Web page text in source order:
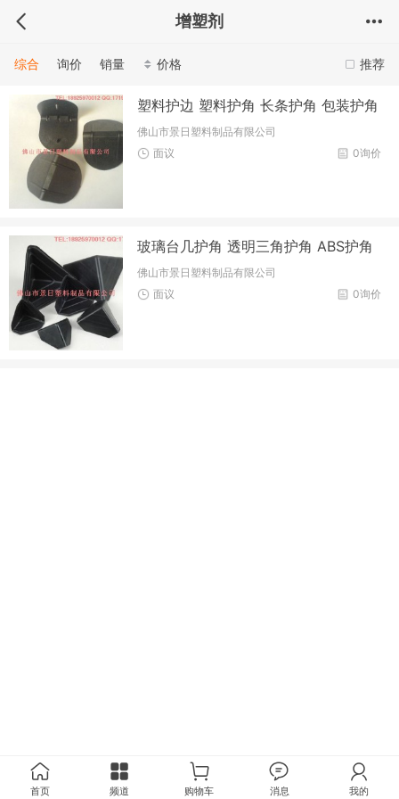
增塑剂
推荐
综合 询价 销量 价格
塑料护边 塑料护角 长条护角 包装护角
佛山市景日塑料制品有限公司
0询价
面议
玻璃台几护角 透明三角护角 ABS护角
佛山市景日塑料制品有限公司
0询价
面议
首页 频道 购物车 消息 我的